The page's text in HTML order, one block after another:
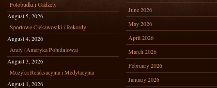
Fotobudki i Gadżety
August 5, 2026
Sportowe Ciekawostki i Rekordy
August 4, 2026
Andy (Ameryka Południowa)
August 3, 2026
Muzyka Relaksacyjna i Medytacyjna
August 1, 2026
June 2026
May 2026
April 2026
March 2026
February 2026
January 2026